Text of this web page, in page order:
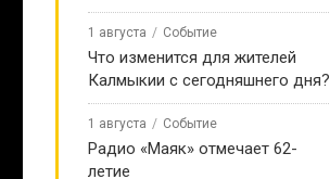
1 августа Событие
Что изменится для жителей
Калмыкии с сегодняшнего дня?
1 августа Событие
Радио «Маяк» отмечает 62-
летие